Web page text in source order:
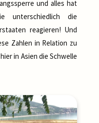
und alles hat
unterschiedlich die
reagieren! Und
Zahlen in Relation zu
in Asien die Schwelle